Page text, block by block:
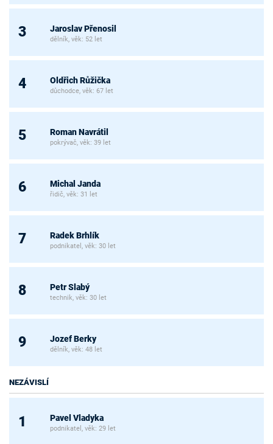
3 Jaroslav Přenosil
dělník, věk: 52 let
4 Oldřich Růžička
důchodce, věk: 67 let
5 Roman Navrátil
pokrývač, věk: 39 let
6 Michal Janda
řidič, věk: 31 let
7 Radek Brhlík
podnikatel, věk: 30 let
8 Petr Slabý
technik, věk: 30 let
9 Jozef Berky
dělník, věk: 48 let
NEZÁVISLÍ
1 Pavel Vladyka
podnikatel, věk: 29 let